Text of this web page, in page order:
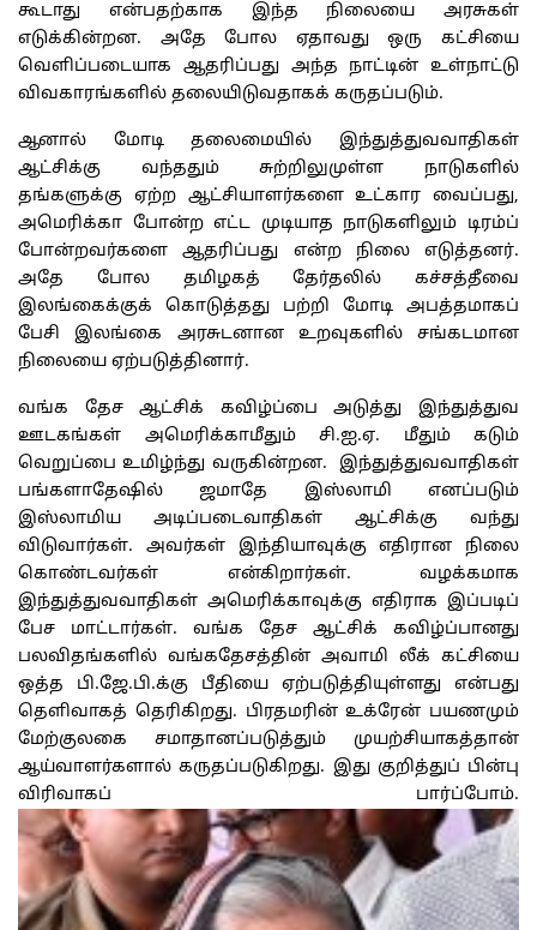
கூடாது என்பதற்காக இந்த நிலையை அரசுகள்
எடுக்கின்றன. அதே போல ஏதாவது ஒரு கட்சியை
வெளிப்படையாக ஆதரிப்பது அந்த நாட்டின் உள்நாட்டு
விவகாரங்களில் தலையிடுவதாகக் கருதப்படும்.
ஆனால் மோடி தலைமையில் இந்துத்துவவாதிகள்
ஆட்சிக்கு வந்ததும் சுற்றிலுமுள்ள நாடுகளில்
தங்களுக்கு ஏற்ற ஆட்சியாளர்களை உட்கார வைப்பது,
அமெரிக்கா போன்ற எட்ட முடியாத நாடுகளிலும் டிரம்ப்
போன்றவர்களை ஆதரிப்பது என்ற நிலை எடுத்தனர்.
அதே போல தமிழகத் தேர்தலில் கச்சத்தீவை
இலங்கைக்குக் கொடுத்தது பற்றி மோடி அபத்தமாகப்
பேசி இலங்கை அரசுடனான உறவுகளில் சங்கடமான
நிலையை ஏற்படுத்தினார்.
வங்க தேச ஆட்சிக் கவிழ்ப்பை அடுத்து இந்துத்துவ
ஊடகங்கள் அமெரிக்காமீதும் சி.ஐ.ஏ. மீதும் கடும்
வெறுப்பை உமிழ்ந்து வருகின்றன. இந்துத்துவவாதிகள்
பங்களாதேஷில் ஜமாதே இஸ்லாமி எனப்படும்
இஸ்லாமிய அடிப்படைவாதிகள் ஆட்சிக்கு வந்து
விடுவார்கள். அவர்கள் இந்தியாவுக்கு எதிரான நிலை
கொண்டவர்கள் என்கிறார்கள். வழக்கமாக
இந்துத்துவவாதிகள் அமெரிக்காவுக்கு எதிராக இப்படிப்
பேச மாட்டார்கள். வங்க தேச ஆட்சிக் கவிழ்ப்பானது
பலவிதங்களில் வங்கதேசத்தின் அவாமி லீக் கட்சியை
ஒத்த பி.ஜே.பி.க்கு பீதியை ஏற்படுத்தியுள்ளது என்பது
தெளிவாகத் தெரிகிறது. பிரதமரின் உக்ரேன் பயணமும்
மேற்குலகை சமாதானப்படுத்தும் முயற்சியாகத்தான்
ஆய்வாளர்களால் கருதப்படுகிறது. இது குறித்துப் பின்பு
விரிவாகப் பார்ப்போம்.